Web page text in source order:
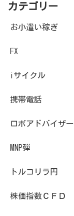
カテゴリー
お小遣い稼ぎ
FX
iサイクル
携帯電話
ロボアドバイザー
MNP弾
トルコリラ円
株価指数ＣＦＤ